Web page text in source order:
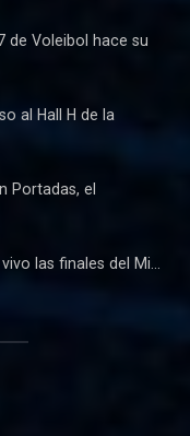
de Voleibol hace su
al Hall H de la
Portadas, el
las finales del Mi...